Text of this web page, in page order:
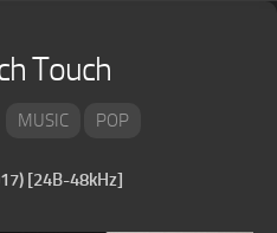
Touch
MUSIC POP
[24B-48kHz]